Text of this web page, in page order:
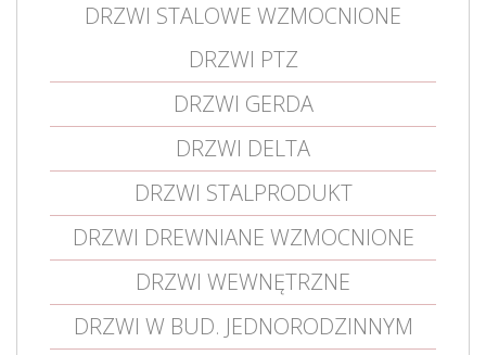
DRZWI STALOWE WZMOCNIONE
DRZWI PTZ
DRZWI GERDA
DRZWI DELTA
DRZWI STALPRODUKT
DRZWI DREWNIANE WZMOCNIONE
DRZWI WEWNĘTRZNE
DRZWI W BUD. JEDNORODZINNYM